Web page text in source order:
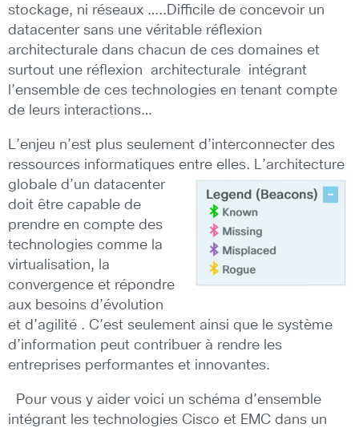
stockage, ni réseaux …..Difficile de concevoir un
datacenter sans une véritable réflexion
architecturale dans chacun de ces domaines et
surtout une réflexion architecturale intégrant
l’ensemble de ces technologies en tenant compte
de leurs interactions…
L’enjeu n’est plus seulement d’interconnecter des
ressources informatiques entre elles. L’architecture
globale d’un datacenter
doit être capable de
prendre en compte des
technologies comme la
virtualisation, la
convergence et répondre
aux besoins d’évolution
et d’agilité . C’est seulement ainsi que le système
d’information peut contribuer à rendre les
entreprises performantes et innovantes.
Pour vous y aider voici un schéma d’ensemble
intégrant les technologies Cisco et EMC dans un